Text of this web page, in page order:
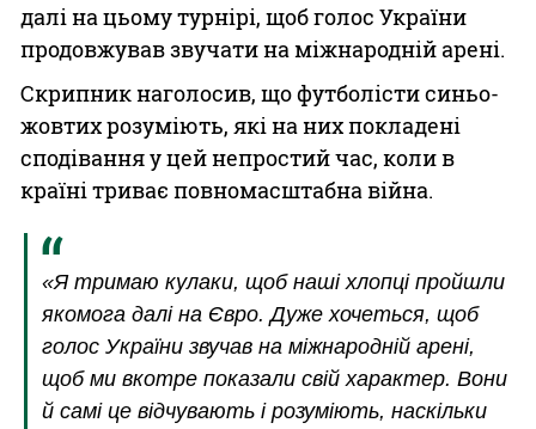
далі на цьому турнірі, щоб голос України
продовжував звучати на міжнародній арені.
Скрипник наголосив, що футболісти синьо-
жовтих розуміють, які на них покладені
сподівання у цей непростий час, коли в
країні триває повномасштабна війна.
«Я тримаю кулаки, щоб наші хлопці пройшли
якомога далі на Євро. Дуже хочеться, щоб
голос України звучав на міжнародній арені,
щоб ми вкотре показали свій характер. Вони
й самі це відчувають і розуміють, наскільки